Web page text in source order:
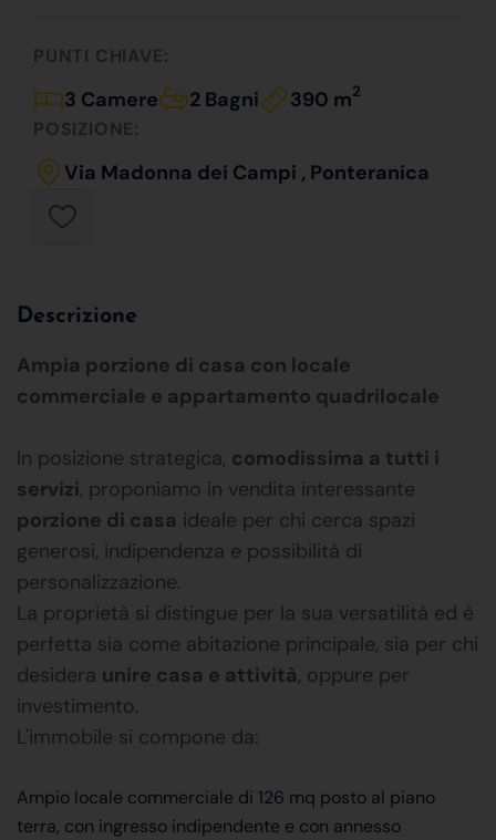
PUNTI CHIAVE:
3 Camere 2 Bagni 390 m2
POSIZIONE:
Via Madonna dei Campi , Ponteranica
Descrizione
Ampia porzione di casa con locale
commerciale e appartamento quadrilocale
In posizione strategica, comodissima a tutti i
servizi, proponiamo in vendita interessante
porzione di casa ideale per chi cerca spazi
generosi, indipendenza e possibilità di
personalizzazione.
La proprietà si distingue per la sua versatilità ed è
perfetta sia come abitazione principale, sia per chi
desidera unire casa e attività, oppure per
investimento.
L'immobile si compone da:
Ampio locale commerciale di 126 mq posto al piano
terra, con ingresso indipendente e con annesso